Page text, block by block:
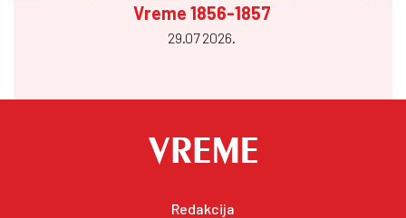
Vreme 1856-1857
29.07 2026.
Redakcija